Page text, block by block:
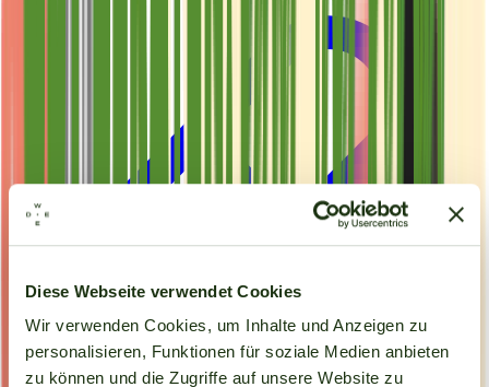
Diese Webseite verwendet Cookies
Wir verwenden Cookies, um Inhalte und Anzeigen zu
personalisieren, Funktionen für soziale Medien anbieten
zu können und die Zugriffe auf unsere Website zu